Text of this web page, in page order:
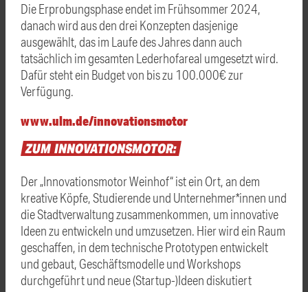
Die Erprobungsphase endet im Frühsommer 2024,
danach wird aus den drei Konzepten dasjenige
ausgewählt, das im Laufe des Jahres dann auch
tatsächlich im gesamten Lederhofareal umgesetzt wird.
Dafür steht ein Budget von bis zu 100.000€ zur
Verfügung.
www.ulm.de/innovationsmotor
ZUM INNOVATIONSMOTOR:
Der „Innovationsmotor Weinhof“ ist ein Ort, an dem
kreative Köpfe, Studierende und Unternehmer*innen und
die Stadtverwaltung zusammenkommen, um innovative
Ideen zu entwickeln und umzusetzen. Hier wird ein Raum
geschaffen, in dem technische Prototypen entwickelt
und gebaut, Geschäftsmodelle und Workshops
durchgeführt und neue (Startup-)Ideen diskutiert